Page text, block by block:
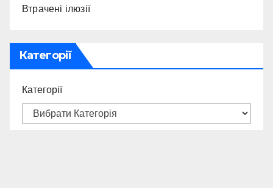
Втрачені ілюзії
Категорії
Категорії